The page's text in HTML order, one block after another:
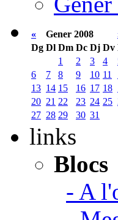
« Gener 2008
Dg Dl Dm Dc Dj Dv
1
2 3 4
6
7 8 9 10 11
13 14 15 16 17 18
20 21 22 23 24 25
27 28 29 30 31
links
Blocs
- A